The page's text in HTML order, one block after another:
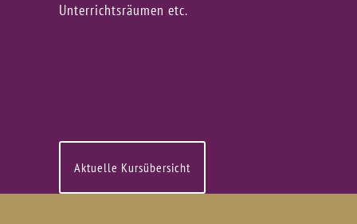
Unterrichtsräumen etc.
Aktuelle Kursübersicht